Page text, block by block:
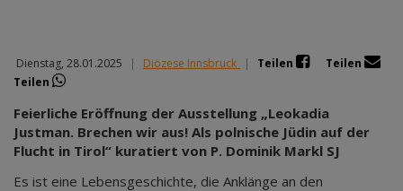
Dienstag, 28.01.2025 | Diözese Innsbruck | Teilen
Teilen
Teilen
Feierliche Eröffnung der Ausstellung „Leokadia
Justman. Brechen wir aus! Als polnische Jüdin auf der
Flucht in Tirol“ kuratiert von P. Dominik Markl SJ
Es ist eine Lebensgeschichte, die Anklänge an den